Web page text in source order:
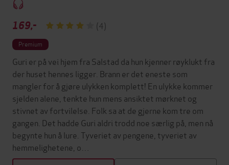
169,- (4)
Premium
Guri er på vei hjem fra Salstad da hun kjenner røyklukt fra
der huset hennes ligger. Brann er det eneste som
mangler for å gjøre ulykken komplett! En ulykke kommer
sjelden alene, tenkte hun mens ansiktet mørknet og
stivnet av fortvilelse. Folk sa at de gjerne kom tre om
gangen. Det hadde Guri aldri trodd noe særlig på, men nå
begynte hun å lure. Tyveriet av pengene, tyveriet av
hemmelighetene, o…